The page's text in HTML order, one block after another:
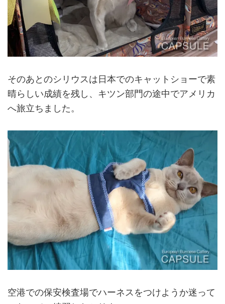
そのあとのシリウスは日本でのキャットショーで素
晴らしい成績を残し、キツン部門の途中でアメリカ
へ旅立ちました。
空港での保安検査場でハーネスをつけようか迷って